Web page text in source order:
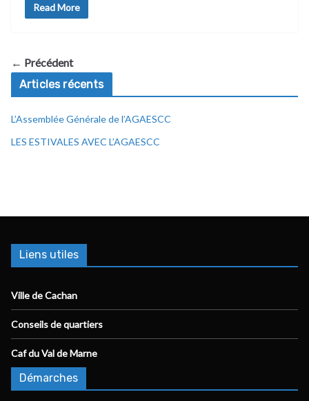
Read More
← Précédent
Articles récents
L’Assemblée Générale de l’AGAESCC
LES ESTIVALES AVEC L’AGAESCC
Liens utiles
Ville de Cachan
Conseils de quartiers
Caf du Val de Marne
Démarches